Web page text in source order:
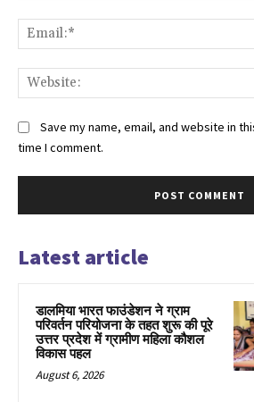
Save my name, email, and website in
time I comment.
Latest article
डालमिया भारत फाउंडेशन ने ग्राम
परिवर्तन परियोजना के तहत शुरू की पूरे
उत्तर प्रदेश में ग्रामीण महिला कौशल
विकास पहल
August 6, 2026